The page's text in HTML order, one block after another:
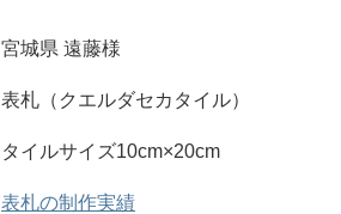
宮城県 遠藤様
表札（クエルダセカタイル）
タイルサイズ10cm×20cm
表札の制作実績